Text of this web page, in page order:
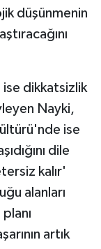
düşünmenin
dikkatsizlik
Nayki,
ise
dile
kalır'
alanları
artık